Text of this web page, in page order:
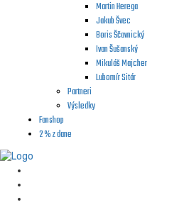
Martin Herega
Jakub Švec
Boris Ščavnický
Ivan Šušanský
Mikuláš Majcher
Lubomír Sitár
Partneri
Výsledky
Fanshop
2 % z dane